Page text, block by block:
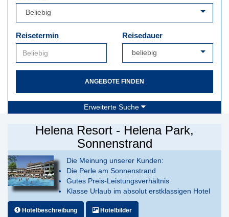
Reisetermin Reisedauer
ANGEBOTE FINDEN
Erweiterte Suche
Helena Resort - Helena Park,
Sonnenstrand
Die Meinung unserer Kunden:
Die Perle am Sonnenstrand
Gutes Preis-Leistungsverhältnis
Klasse Urlaub im absolut erstklassigen Hotel
Hotelbeschreibung Hotelbilder